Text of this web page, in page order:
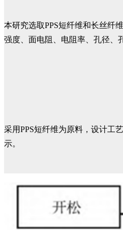
本研究选取PPS短纤维和长丝纤
强度、面电阻、电阻率、孔径、
采用PPS短纤维为原料，设计工
示。